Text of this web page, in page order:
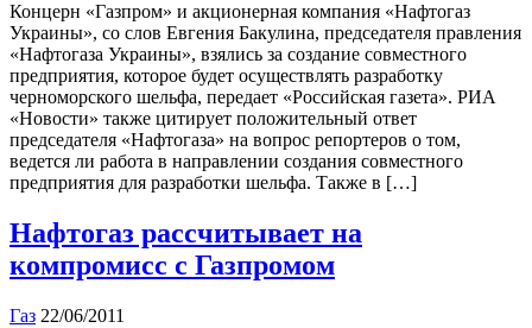
Концерн «Газпром» и акционерная компания «Нафтогаз
Украины», со слов Евгения Бакулина, председателя правления
«Нафтогаза Украины», взялись за создание совместного
предприятия, которое будет осуществлять разработку
черноморского шельфа, передает «Российская газета». РИА
«Новости» также цитирует положительный ответ
председателя «Нафтогаза» на вопрос репортеров о том,
ведется ли работа в направлении создания совместного
предприятия для разработки шельфа. Также в […]
Нафтогаз рассчитывает на
компромисс с Газпромом
Газ 22/06/2011